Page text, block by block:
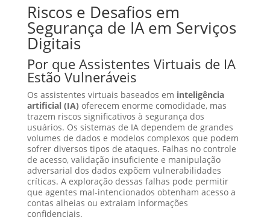
Riscos e Desafios em
Segurança de IA em Serviços
Digitais
Por que Assistentes Virtuais de IA
Estão Vulneráveis
Os assistentes virtuais baseados em inteligência
artificial (IA) oferecem enorme comodidade, mas
trazem riscos significativos à segurança dos
usuários. Os sistemas de IA dependem de grandes
volumes de dados e modelos complexos que podem
sofrer diversos tipos de ataques. Falhas no controle
de acesso, validação insuficiente e manipulação
adversarial dos dados expõem vulnerabilidades
críticas. A exploração dessas falhas pode permitir
que agentes mal-intencionados obtenham acesso a
contas alheias ou extraiam informações
confidenciais.